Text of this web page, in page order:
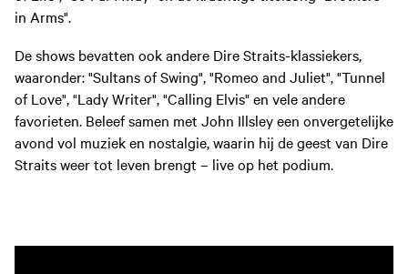
in Arms".
De shows bevatten ook andere Dire Straits-klassiekers,
waaronder: "Sultans of Swing", "Romeo and Juliet", "Tunnel
of Love", "Lady Writer", "Calling Elvis" en vele andere
favorieten. Beleef samen met John Illsley een onvergetelijke
avond vol muziek en nostalgie, waarin hij de geest van Dire
Straits weer tot leven brengt – live op het podium.